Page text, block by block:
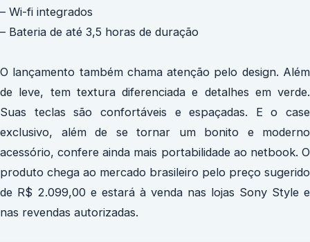
– Wi-fi integrados
– Bateria de até 3,5 horas de duração
O lançamento também chama atenção pelo design. Além
de leve, tem textura diferenciada e detalhes em verde.
Suas teclas são confortáveis e espaçadas. E o case
exclusivo, além de se tornar um bonito e moderno
acessório, confere ainda mais portabilidade ao netbook. O
produto chega ao mercado brasileiro pelo preço sugerido
de R$ 2.099,00 e estará à venda nas lojas Sony Style e
nas revendas autorizadas.